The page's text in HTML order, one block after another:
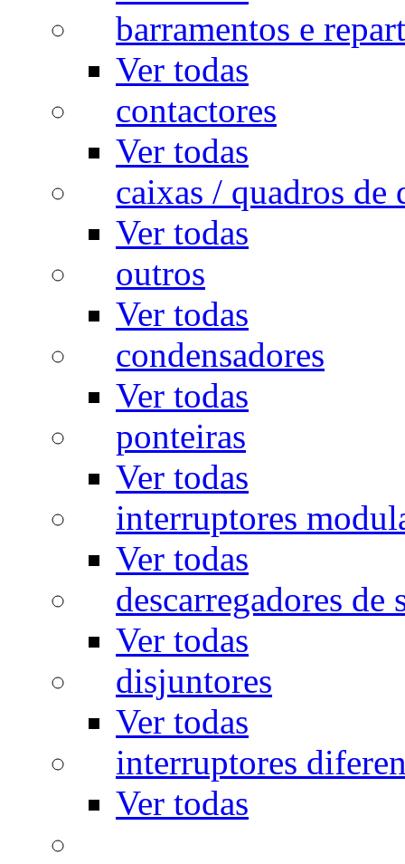
barramentos e
Ver todas
contactores
Ver todas
caixas / quadros de
Ver todas
outros
Ver todas
condensadores
Ver todas
ponteiras
Ver todas
interruptores
Ver todas
descarregadores de
Ver todas
disjuntores
Ver todas
interruptores
Ver todas